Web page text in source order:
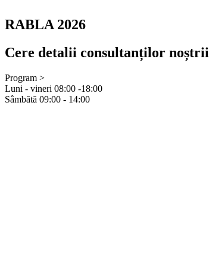
RABLA 2026
Cere detalii consultanților noștrii
Program >
Luni - vineri 08:00 -18:00
Sâmbătă 09:00 - 14:00